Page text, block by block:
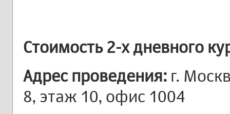
Стоимость 2-х дневного
Адрес проведения: г.
8, этаж 10, офис 1004